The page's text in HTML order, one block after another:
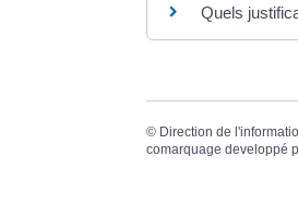
Quels
© Direction de
comarquage developpé